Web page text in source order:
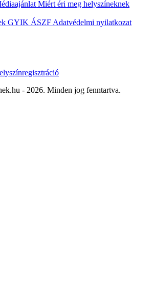
Miért éri meg helyszíneknek
GYIK ÁSZF Adatvédelmi nyilatkozat
- 2026. Minden jog fenntartva.